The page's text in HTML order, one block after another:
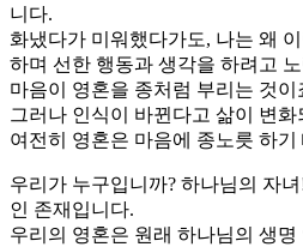
니다.
화냈다가 미워했다가도, 나는 왜
하며 선한 행동과 생각을 하려고
마음이 영혼을 종처럼 부리는 것이
그러나 인식이 바뀐다고 삶이 변
여전히 영혼은 마음에 종노릇 하기
우리가 누구입니까? 하나님의 자
인 존재입니다.
우리의 영혼은 원래 하나님의 생